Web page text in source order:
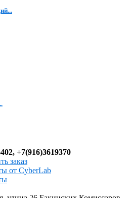
+7(916)3619370
заказ
от CyberLab